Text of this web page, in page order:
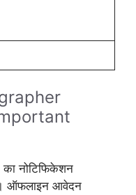
का नोटिफिकेशन
ऑफलाइन आवेदन